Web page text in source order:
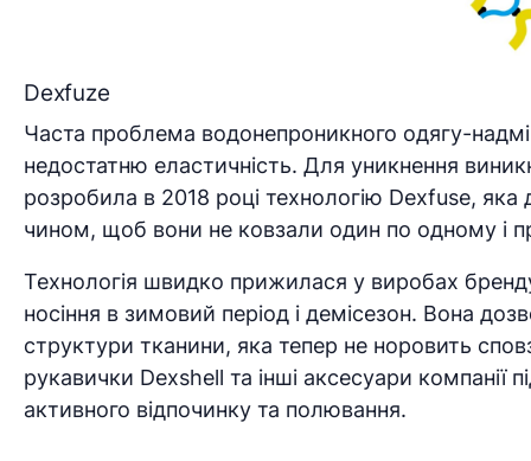
Dexfuze
Часта проблема водонепроникного одягу-
недостатню еластичність. Для уникнення
розробила в 2018 році технологію Dexfuse,
чином, щоб вони не ковзали один по одному і
Технологія швидко прижилася у виробах
носіння в зимовий період і демісезон. Вона
структури тканини, яка тепер не норовить
рукавички Dexshell та інші аксесуари компанії
активного відпочинку та полювання.